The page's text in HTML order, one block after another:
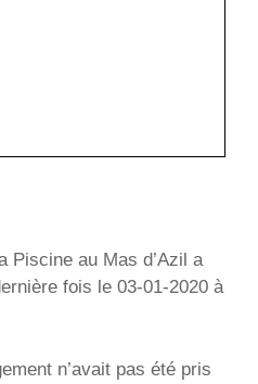
Piscine au Mas d’Azil a
fois le 03-01-2020 à
n’avait pas été pris